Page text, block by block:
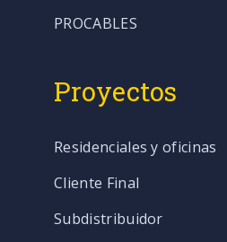
PROCABLES
Proyectos
Residenciales y oficinas
Cliente Final
Subdistribuidor